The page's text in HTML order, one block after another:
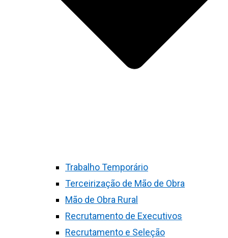
Trabalho Temporário
Terceirização de Mão de Obra
Mão de Obra Rural
Recrutamento de Executivos
Recrutamento e Seleção